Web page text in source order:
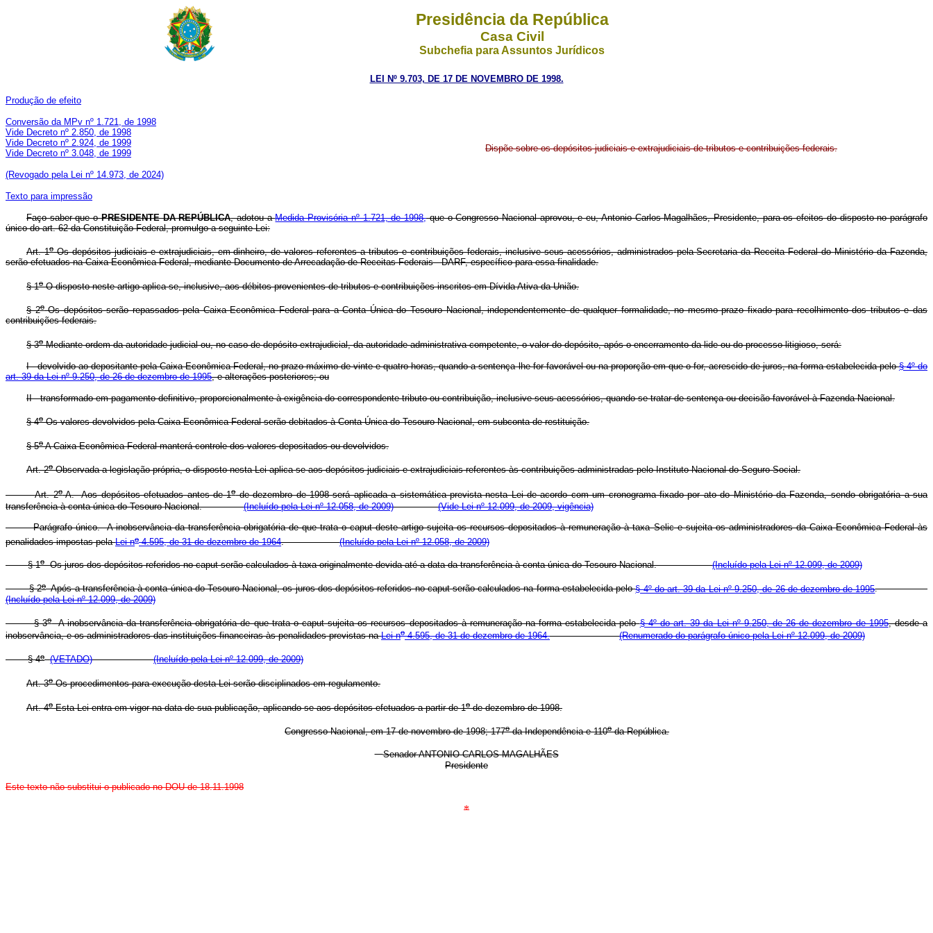
Presidência da República
Casa Civil
Subchefia para Assuntos Jurídicos
LEI Nº 9.703, DE 17 DE NOVEMBRO DE 1998.
Produção de efeito
Conversão da MPv nº 1.721, de 1998
Vide Decreto nº 2.850, de 1998
Vide Decreto nº 2.924, de 1999
Vide Decreto nº 3.048, de 1999
(Revogado pela Lei nº 14.973, de 2024)
Texto para impressão
Dispõe sobre os depósitos judiciais e extrajudiciais de tributos e contribuições federais.
Faço saber que oPRESIDENTE DA REPÚBLICA, adotou aMedida Provisória nº 1.721, de 1998,que o Congresso Nacional aprovou, e eu, Antonio Carlos Magalhães, Presidente, para os efeitos do disposto no parágrafo
único do art. 62 da Constituição Federal, promulgo a seguinte Lei:
Art. 1oOs depósitos judiciais e extrajudiciais, em dinheiro, de valores referentes a tributos e contribuições federais, inclusive seus acessórios, administrados pela Secretaria da Receita Federal do Ministério da Fazenda,
serão efetuados na Caixa Econômica Federal, mediante Documento de Arrecadação de Receitas Federais - DARF, específico para essa finalidade.
§ 1oO disposto neste artigo aplica-se, inclusive, aos débitos provenientes de tributos e contribuições inscritos em Dívida Ativa da União.
§ 2oOs depósitos serão repassados pela Caixa Econômica Federal para a Conta Única do Tesouro Nacional, independentemente de qualquer formalidade, no mesmo prazo fixado para recolhimento dos tributos e das
contribuições federais.
§ 3oMediante ordem da autoridade judicial ou, no caso de depósito extrajudicial, da autoridade administrativa competente, o valor do depósito, após o encerramento da lide ou do processo litigioso, será:
I - devolvido ao depositante pela Caixa Econômica Federal, no prazo máximo de vinte e quatro horas, quando a sentença lhe for favorável ou na proporção em que o for, acrescido de juros, na forma estabelecida pelo§ 4º do
art. 39 da Lei nº 9.250, de 26 de dezembro de 1995, e alterações posteriores; ou
II - transformado em pagamento definitivo, proporcionalmente à exigência do correspondente tributo ou contribuição, inclusive seus acessórios, quando se tratar de sentença ou decisão favorável à Fazenda Nacional.
§ 4oOs valores devolvidos pela Caixa Econômica Federal serão debitados à Conta Única do Tesouro Nacional, em subconta de restituição.
§ 5oA Caixa Econômica Federal manterá controle dos valores depositados ou devolvidos.
Art. 2oObservada a legislação própria, o disposto nesta Lei aplica-se aos depósitos judiciais e extrajudiciais referentes às contribuições administradas pelo Instituto Nacional do Seguro Social.
Art. 2o-A.Aos depósitos efetuados antes de 1ode dezembro de 1998 será aplicada a sistemática prevista nesta Lei de acordo com um cronograma fixado por ato do Ministério da Fazenda, sendo obrigatória a sua
transferência à conta única do Tesouro Nacional.(Incluído pela Lei nº 12.058, de 2009)
(Vide Lei nº 12.099, de 2009, vigência)
Parágrafo único. A inobservância da transferência obrigatória de que trata ocaputdeste artigo sujeita os recursos depositados à remuneração à taxa Selic e sujeita os administradores da Caixa Econômica Federal às
penalidades impostas pelaLei no4.595, de 31 de dezembro de 1964.(Incluído pela Lei nº 12.058, de 2009)
§ 1oOs juros dos depósitos referidos nocaputserão calculados à taxa originalmente devida até a data da transferência à conta única do Tesouro Nacional.(Incluído pela Lei nº 12.099, de 2009)
§ 2oApós a transferência à conta única do Tesouro Nacional, os juros dos depósitos referidos nocaputserão calculados na forma estabelecida pelo§ 4º do art. 39 da Lei nº 9.250, de 26 de dezembro de 1995.
(Incluído pela Lei nº 12.099, de 2009)
§ 3oA inobservância da transferência obrigatória de que trata ocaputsujeita os recursos depositados à remuneração na forma estabelecida pelo§ 4º do art. 39 da Lei nº 9.250, de 26 de dezembro de 1995, desde a
inobservância, e os administradores das instituições financeiras às penalidades previstas naLei no4.595, de 31 de dezembro de 1964. (Renumerado do parágrafo único pela Lei nº 12.099, de 2009)
§ 4o (VETADO) (Incluído pela Lei nº 12.099, de 2009)
Art. 3oOs procedimentos para execução desta Lei serão disciplinados em regulamento.
Art. 4oEsta Lei entra em vigor na data de sua publicação, aplicando-se aos depósitos efetuados a partir de 1ode dezembro de 1998.
Congresso Nacional, em 17 de novembro de 1998; 177oda Independência e 110oda República.
Senador ANTONIO CARLOS MAGALHÃES
Presidente
Este texto não substitui o publicado no DOU de 18.11.1998
*